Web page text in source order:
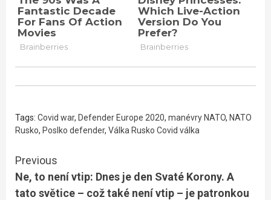
Tags: Covid war, Defender Europe 2020, manévry NATO, NATO
Rusko, Poslko defender, Válka Rusko Covid válka
Continue
Reading
Previous
Ne, to není vtip: Dnes je den Svaté Korony. A
tato světice – což také není vtip – je patronkou